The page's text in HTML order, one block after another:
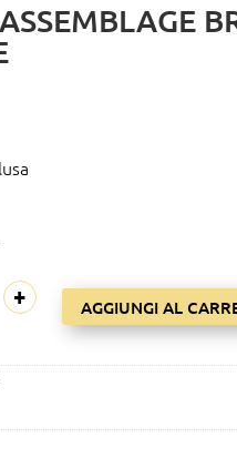
+ AGGIUNGI AL